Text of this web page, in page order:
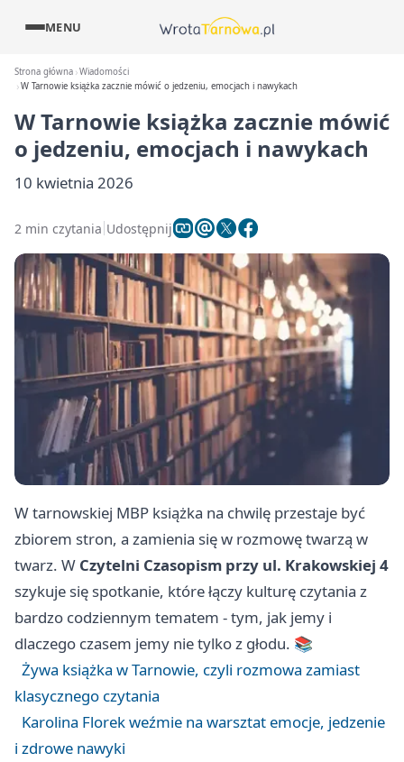
MENU
Strona główna Wiadomości
W Tarnowie książka zacznie mówić o jedzeniu, emocjach i nawykach
W Tarnowie książka zacznie mówić
o jedzeniu, emocjach i nawykach
10 kwietnia 2026
2 min czytania Udostępnij
W tarnowskiej MBP książka na chwilę przestaje być
zbiorem stron, a zamienia się w rozmowę twarzą w
twarz. W Czytelni Czasopism przy ul. Krakowskiej 4
szykuje się spotkanie, które łączy kulturę czytania z
bardzo codziennym tematem - tym, jak jemy i
dlaczego czasem jemy nie tylko z głodu. 📚
Żywa książka w Tarnowie, czyli rozmowa zamiast
klasycznego czytania
Karolina Florek weźmie na warsztat emocje, jedzenie
i zdrowe nawyki